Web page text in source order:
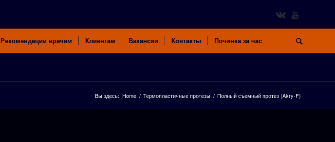
Рекомендации врачам Клиентам Вакансии Контакты Починка за час
Вы здесь: Home / Термопластичные протезы / Полный съемный протез (Akry-F)